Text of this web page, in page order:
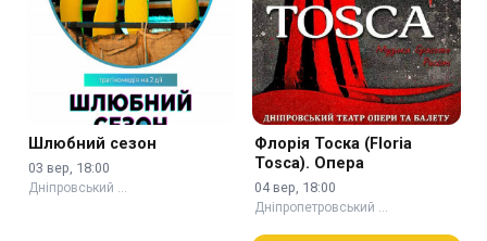
Шлюбний сезон
03 вер, 18:00
Дніпровський …
Флорія Тоска (Floria
Tosca). Опера
04 вер, 18:00
Дніпропетровський …